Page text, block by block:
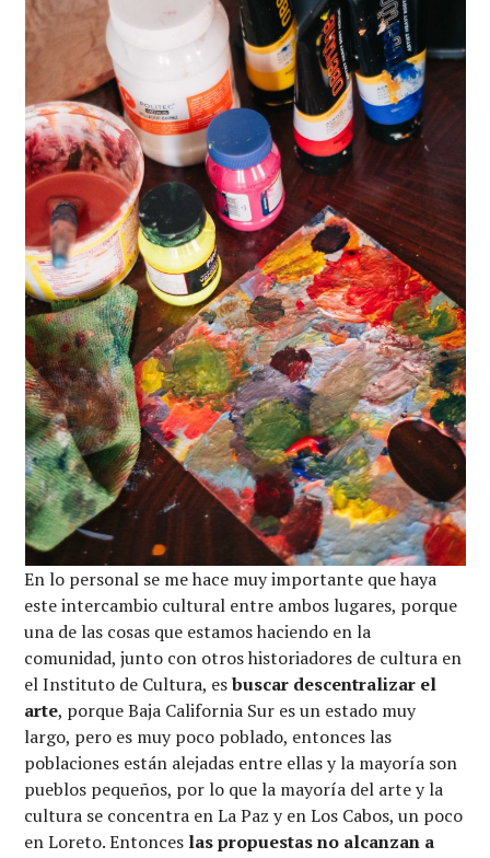
En lo personal se me hace muy importante que haya
este intercambio cultural entre ambos lugares, porque
una de las cosas que estamos haciendo en la
comunidad, junto con otros historiadores de cultura en
el Instituto de Cultura, esbuscar descentralizar el
arte, porque Baja California Sur es un estado muy
largo, pero es muy poco poblado, entonces las
poblaciones están alejadas entre ellas y la mayoría son
pueblos pequeños, por lo que la mayoría del arte y la
cultura se concentra en La Paz y en Los Cabos, un poco
en Loreto. Entonces las propuestas no alcanzan a